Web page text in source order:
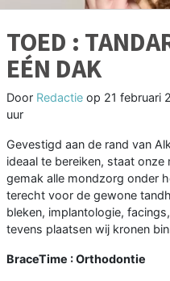
TOED :
EÉN DAK
Door Redactie op 21 februari
uur
Gevestigd aan de rand van
ideaal te bereiken, staat
gemak alle mondzorg onder
terecht voor de gewone
bleken, implantologie,
tevens plaatsen wij kronen
BraceTime : Orthodontie